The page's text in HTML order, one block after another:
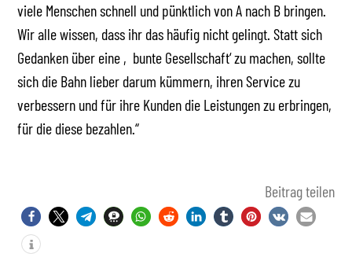
viele Menschen schnell und pünktlich von A nach B bringen.
Wir alle wissen, dass ihr das häufig nicht gelingt. Statt sich
Gedanken über eine ‚bunte Gesellschaft‘ zu machen, sollte
sich die Bahn lieber darum kümmern, ihren Service zu
verbessern und für ihre Kunden die Leistungen zu erbringen,
für die diese bezahlen.“
Beitrag teilen